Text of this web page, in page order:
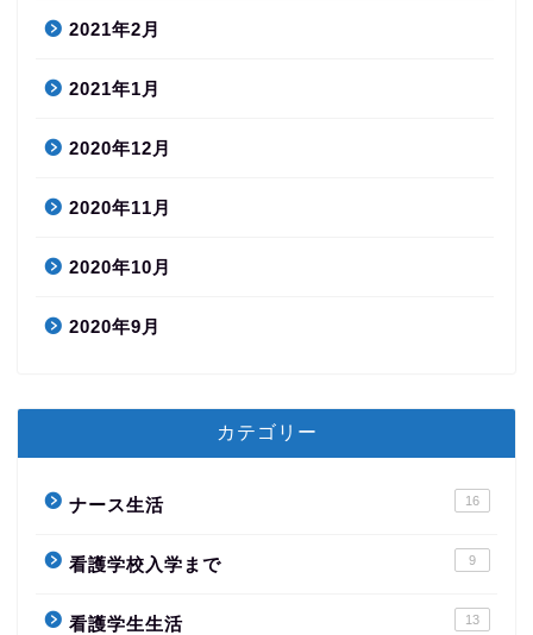
2021年2月
2021年1月
2020年12月
2020年11月
2020年10月
2020年9月
カテゴリー
ナース生活 16
看護学校入学まで 9
看護学生生活 13